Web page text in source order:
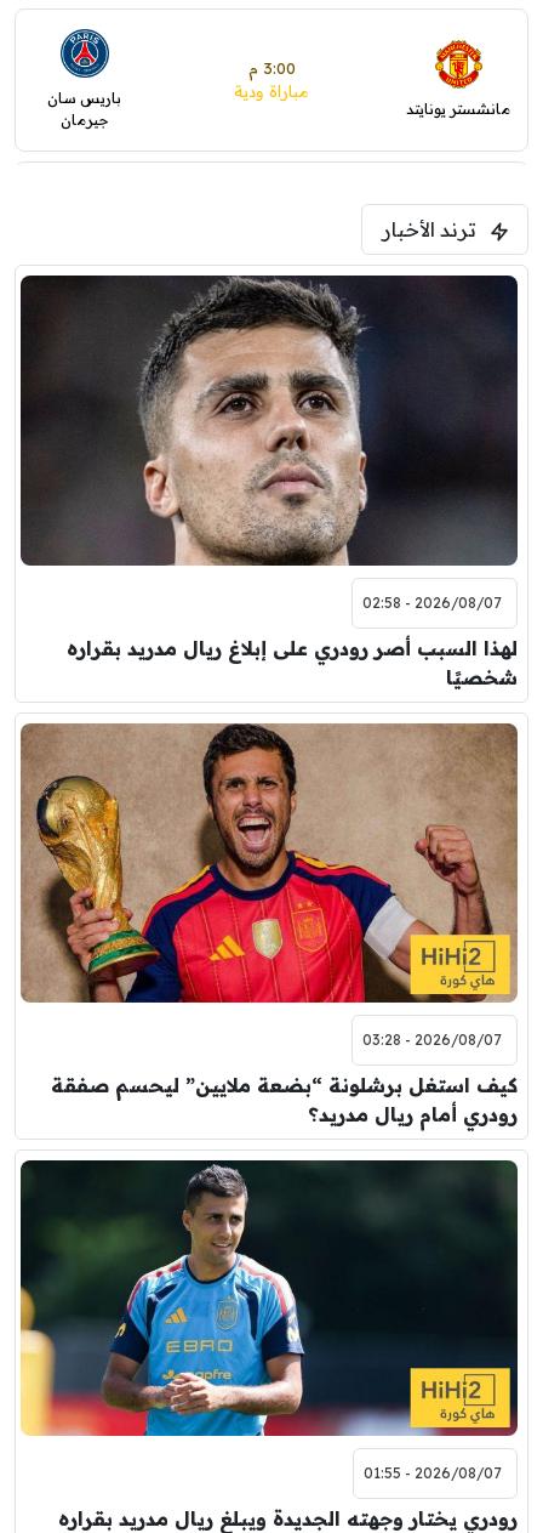
مانشستر يونايتد
3:00 م
مباراة ودية
باريس سان
جيرمان
فرينتسفاروشي
7:00 م
مباراة ودية
اودينيزي
8:00 م
مباراة ودية
ترند الأخبار
2026/08/07 - 02:58
لهذا السبب أصر رودري على إبلاغ ريال مدريد بقراره
شخصيًا
2026/08/07 - 03:28
كيف استغل برشلونة “بضعة ملايين” ليحسم صفقة
رودري أمام ريال مدريد؟
2026/08/07 - 01:55
رودري يختار وجهته الجديدة ويبلغ ريال مدريد بقراره